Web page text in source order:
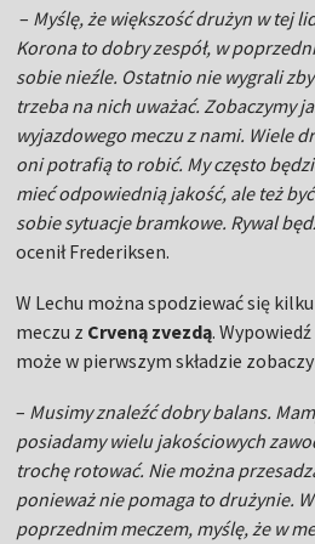
– Myślę, że większość drużyn w tej
Korona to dobry zespół, w
sobie nieźle. Ostatnio nie wygrali
trzeba na nich uważać. Zobaczymy
wyjazdowego meczu z nami. Wiele
oni potrafią to robić. My często
mieć odpowiednią jakość, ale też
sobie sytuacje bramkowe. Rywal
ocenił Frederiksen.
W Lechu można spodziewać się
meczu z Crveną zvezdą.
może w pierwszym składzie
– Musimy znaleźć dobry balans.
posiadamy wielu jakościowych
trochę rotować. Nie można
ponieważ nie pomaga to drużynie.
poprzednim meczem, myślę, że w